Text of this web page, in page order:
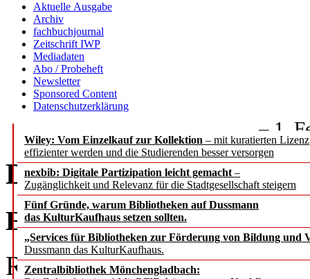
Aktuelle Ausgabe
Archiv
fachbuchjournal
Zeitschrift IWP
Mediadaten
Abo / Probeheft
Newsletter
Sponsored Content
Datenschutzerklärung
Wiley: Vom Einzelkauf zur Kollektion – mit kuratierten
effizienter werden und die Studierenden besser versorgen
nexbib: Digitale Partizipation leicht gemacht –
Zugänglichkeit und Relevanz für die Stadtgesellschaft steigern
Fünf Gründe, warum Bibliotheken auf Dussmann
das KulturKaufhaus setzen sollten.
„Services für Bibliotheken zur Förderung von Bildung und
Dussmann das KulturKaufhaus.
Zentralbibliothek Mönchengladbach:
– 1.
Die
Ein Projektbericht aus
Robert Scheuble